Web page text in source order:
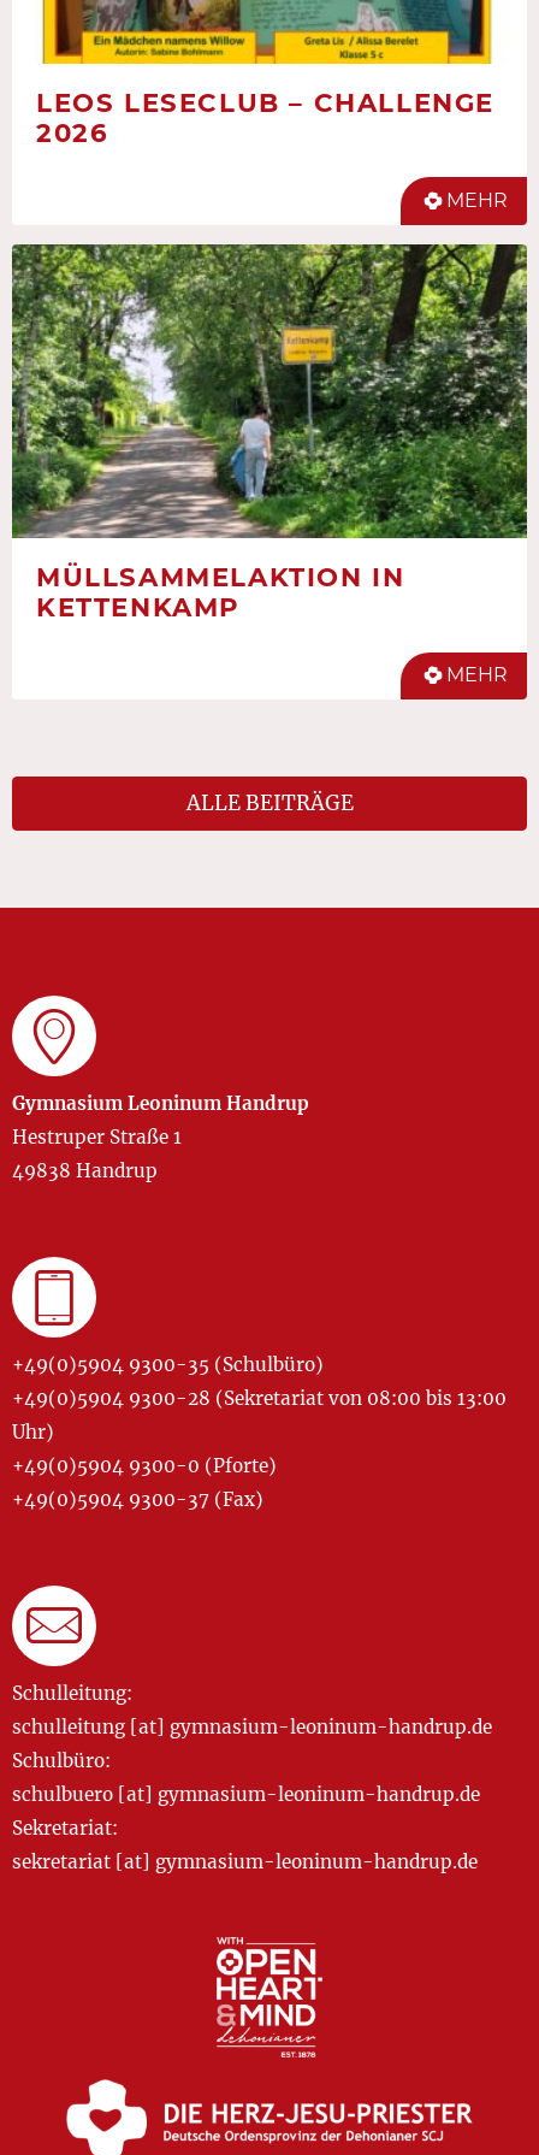
LEOS LESECLUB – CHALLENGE
2026
MEHR
MÜLLSAMMELAKTION IN
KETTENKAMP
MEHR
ALLE BEITRÄGE
Gymnasium Leoninum Handrup
Hestruper Straße 1
49838 Handrup
+49(0)5904 9300-35 (Schulbüro)
+49(0)5904 9300-28 (Sekretariat von 08:00 bis 13:00
Uhr)
+49(0)5904 9300-0 (Pforte)
+49(0)5904 9300-37 (Fax)
Schulleitung:
schulleitung [at] gymnasium-leoninum-handrup.de
Schulbüro:
schulbuero [at] gymnasium-leoninum-handrup.de
Sekretariat:
sekretariat [at] gymnasium-leoninum-handrup.de